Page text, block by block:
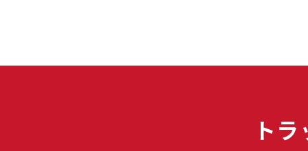
ト